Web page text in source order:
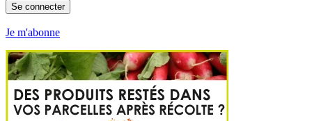
Se connecter
Je m'abonne